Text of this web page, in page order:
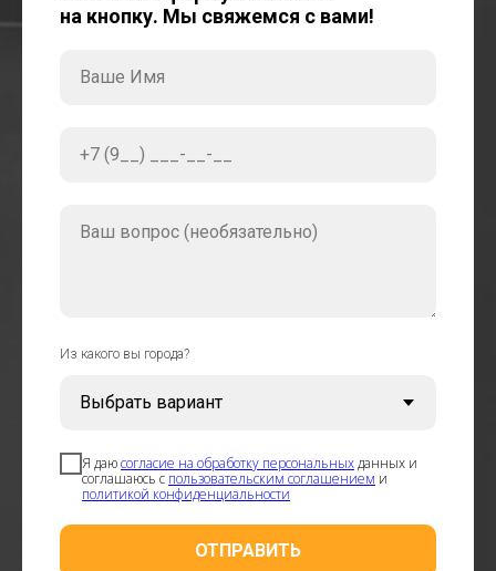
на кнопку. Мы свяжемся с вами!
Ваше Имя
+7 (9__) ___-__-__
Ваш вопрос (необязательно)
Из какого вы города?
Я даюсогласие на обработку персональныхданных и
соглашаюсь с пользовательским соглашением и
политикой конфиденциальности
ОТПРАВИТЬ